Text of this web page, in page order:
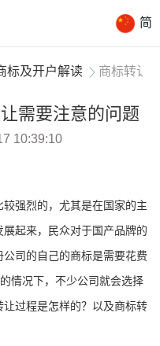
简
标及开户解读 商标转让
需要注意的问题
10:39:10
强烈的，尤其是在国家的主
起来，民众对于国产品牌的
司的自己的商标是需要花费
情况下，不少公司就会选择
过程是怎样的？以及商标转